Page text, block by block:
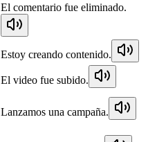
El comentario fue eliminado.
Estoy creando contenido.
El video fue subido.
Lanzamos una campaña.